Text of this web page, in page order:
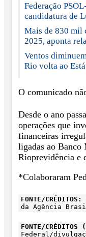
Federação
candidatura de
Mais de 830 mil
2025, aponta
Ventos
Rio volta ao
O comunicado
Desde o ano
operações que
financeiras
ligadas ao Banco
Rioprevidência e
*Colaboraram
FONTE/CRÉDITOS:
da Agência
FONTE/CRÉDITOS
Federal/